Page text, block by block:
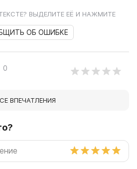
ВЫДЕЛИТЕ ЕЁ И НАЖМИТЕ
ОБ ОШИБКЕ
0
ВПЕЧАТЛЕНИЯ